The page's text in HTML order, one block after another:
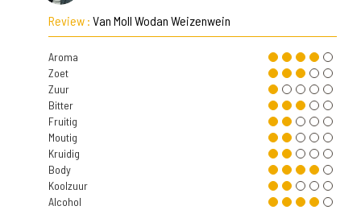
Review : Van Moll Wodan Weizenwein
Aroma
Zoet
Zuur
Bitter
Fruitig
Moutig
Kruidig
Body
Koolzuur
Alcohol